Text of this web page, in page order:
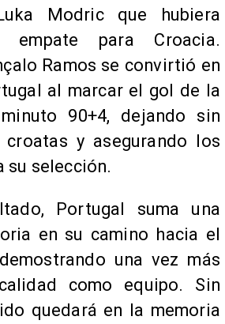
Modric que hubiera
empate para Croacia.
Ramos se convirtió en
al marcar el gol de la
90+4, dejando sin
y asegurando los
su selección.
Portugal suma una
en su camino hacia el
una vez más
como equipo. Sin
quedará en la memoria